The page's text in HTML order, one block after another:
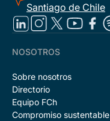
Santiago de Chile
NOSOTROS
Sobre nosotros
Directorio
Equipo FCh
Compromiso sustentable